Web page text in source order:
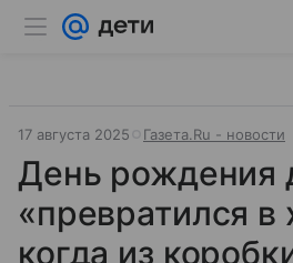
17 августа 2025 Газета.Ru - новости
День рождения
«превратился в
когда из